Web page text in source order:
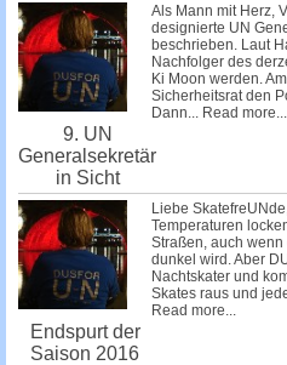
9. UN
Generalsekretär
in Sicht
Als Mann mit Herz,
designierte UN
beschrieben. Laut
Nachfolger des
Ki Moon werden.
Sicherheitsrat den
Dann... Read more...
Endspurt der
Saison 2016
Liebe
Temperaturen
Straßen, auch
dunkel wird. Aber
Nachtskater und
Skates raus und
Read more...